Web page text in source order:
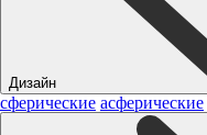
Дизайн
сферические асферические